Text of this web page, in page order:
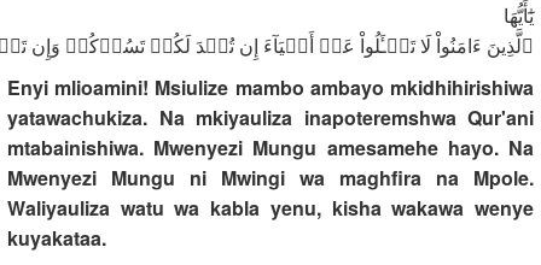
يَٰٓأَيُّهَا
ٱلَّذِينَ ءَامَنُواْ لَا تَسۡـَٔلُواْ عَنۡ أَشۡيَآءَ إِن تُبۡدَ لَكُمۡ تَسُؤۡكُمۡ
Enyi mlioamini! Msiulize mambo ambayo mkidhihirishiwa
yatawachukiza. Na mkiyauliza inapoteremshwa Qur'ani
mtabainishiwa. Mwenyezi Mungu amesamehe hayo. Na
Mwenyezi Mungu ni Mwingi wa maghfira na Mpole.
Waliyauliza watu wa kabla yenu, kisha wakawa wenye
kuyakataa.